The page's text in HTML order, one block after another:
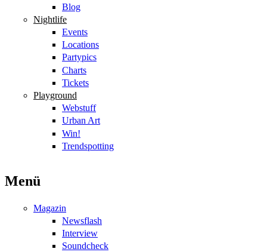
Blog
Nightlife
Events
Locations
Partypics
Charts
Tickets
Playground
Webstuff
Urban Art
Win!
Trendspotting
Menü
Magazin
Newsflash
Interview
Soundcheck